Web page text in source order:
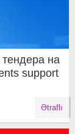
на
support
Ətraflı